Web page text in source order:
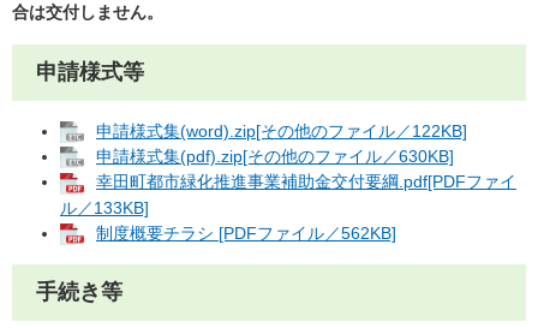
合は交付しません。
申請様式等
申請様式集(word).zip[その他のファイル／122KB]
申請様式集(pdf).zip[その他のファイル／630KB]
幸田町都市緑化推進事業補助金交付要綱.pdf[PDFファイ
ル／133KB]
制度概要チラシ [PDFファイル／562KB]
手続き等